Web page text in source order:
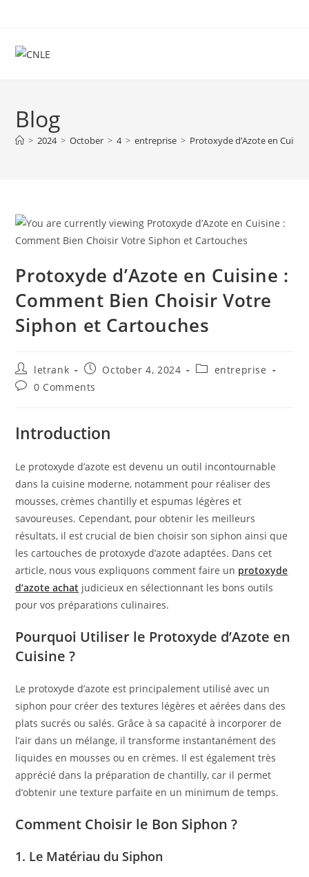
content
Blog
> 2024 > October > 4 > entreprise > Protoxyde d’Azote en
Protoxyde d’Azote en Cuisine :
Comment Bien Choisir Votre
Siphon et Cartouches
Post
author:
letrank
Post
published:
October 4, 2024
Postentreprise
Post0 Comments
Introduction
Le protoxyde d’azote est devenu un outil incontournable
dans la cuisine moderne, notamment pour réaliser des
mousses, crèmes chantilly et espumas légères et
savoureuses. Cependant, pour obtenir les meilleurs
résultats, il est crucial de bien choisir son siphon ainsi que
les cartouches de protoxyde d’azote adaptées. Dans cet
article, nous vous expliquons comment faire un protoxyde
d’azote achat judicieux en sélectionnant les bons outils
pour vos préparations culinaires.
Pourquoi Utiliser le Protoxyde d’Azote en
Cuisine ?
Le protoxyde d’azote est principalement utilisé avec un
siphon pour créer des textures légères et aérées dans des
plats sucrés ou salés. Grâce à sa capacité à incorporer de
l’air dans un mélange, il transforme instantanément des
liquides en mousses ou en crèmes. Il est également très
apprécié dans la préparation de chantilly, car il permet
d’obtenir une texture parfaite en un minimum de temps.
Comment Choisir le Bon Siphon ?
1. Le Matériau du Siphon